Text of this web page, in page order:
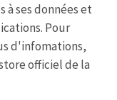
à ses données et
Pour
d'infomations,
officiel de la